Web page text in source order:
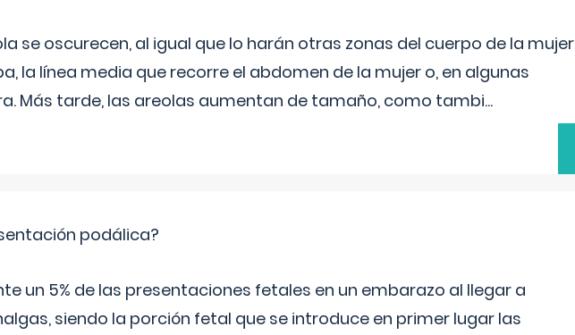
se oscurecen, al igual que lo harán otras zonas del cuerpo de la mujer
la línea media que recorre el abdomen de la mujer o, en algunas
Más tarde, las areolas aumentan de tamaño, como tambi...
podálica?
un 5% de las presentaciones fetales en un embarazo al llegar a
siendo la porción fetal que se introduce en primer lugar las